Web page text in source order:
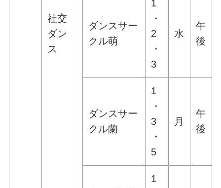
社交
ダン
ス
ダンスサー
クル萌
1
・
2
・
3
水
午
後
ダンスサー
クル蘭
1
・
3
・
5
月
午
後
1